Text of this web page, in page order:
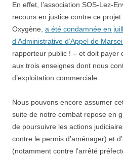
En effet, l’association SOS-Lez-
recours en justice contre ce
Oxygène, a été condamnée en
d’Administrative d’Appel de
rapporteur public ! – et doit payer
aux trois enseignes dont nous
d’exploitation commerciale.
Nous pouvons encore assumer
suite de notre combat repose en
de poursuivre les actions
contre le permis d’aménager) et
(notamment contre l’arrêté